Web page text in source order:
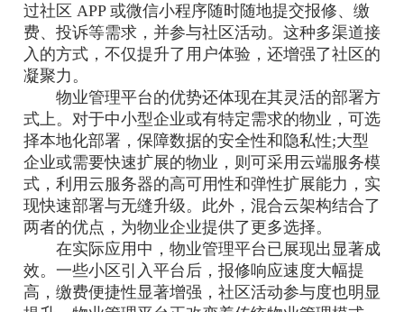
过社区 APP 或微信小程序随时随地提交报修、缴
费、投诉等需求，并参与社区活动。这种多渠道接
入的方式，不仅提升了用户体验，还增强了社区的
凝聚力。
物业管理平台的优势还体现在其灵活的部署方
式上。对于中小型企业或有特定需求的物业，可选
择本地化部署，保障数据的安全性和隐私性;大型
企业或需要快速扩展的物业，则可采用云端服务模
式，利用云服务器的高可用性和弹性扩展能力，实
现快速部署与无缝升级。此外，混合云架构结合了
两者的优点，为物业企业提供了更多选择。
在实际应用中，物业管理平台已展现出显著成
效。一些小区引入平台后，报修响应速度大幅提
高，缴费便捷性显著增强，社区活动参与度也明显